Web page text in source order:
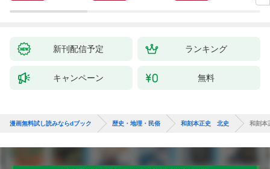
新刊配信予定 ランキング
キャンペーン 無料
漫画無料試し読みならdブック 歴史・地理・民俗 和刻本正史 北史 和刻